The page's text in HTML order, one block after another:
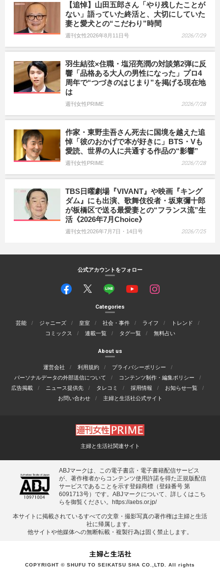
【追悼】山田五郎さん「やり残したことが
ない」語っていた終活と、大切にしていた
妻と愛犬との“こだわり”時間
週刊女性2026年8月11日号 2026/7/29
羽生結弦×住職・塩沼亮潤の対談第2弾に反
響「品格ある大人の男性になった」プロ4
周年で“つづきのはじまり”を掲げる現在地
は
週刊女性PRIME 2026/7/28
作家・東野圭吾さん死去に国境を越えた追
悼「彼のおかげで本が好きに」BTS・Vも
愛読、世界の人に共通する作品の“影響”
週刊女性PRIME 2026/7/28
TBS日曜劇場『VIVANT』や映画『キング
ダム』にも出演、歌舞伎役者・坂東彌十郎
が板橋区で送る最愛妻との“フランス流”生
活《2026年7月Choice》
週刊女性2026年7月7日・14日号 2026/7/25
公式アカウントをフォロー
Categories
芸能 ジャニーズ 皇室 社会・事件 ライフ
トレンド
コミックス
連載一覧 タグ一覧 無料占い
About us
運営会社 利用規約
プライバシーポリシー
パーソナルデータの外部送信について
コンテンツ制作・編集ポリシー
広告掲載
ニュース提供先 タレコミ 採用情報
お知らせ一覧
お問い合わせ
主婦と生活社公式サイト
主婦と生活社関連サイト
ABJマークは、この電子書店・電子書籍配信サービス
が、著作権者からコンテンツ使用許諾を得た正規版配信
サービスであることを示す登録商標（登録番号 第
6091713号）です。ABJマークについて、詳しくはこち
らを御覧ください。
https://aebs.or.jp/
本サイトに掲載されているすべての⽂章・撮影写真の著作権は主婦と⽣活
社に帰属します。
他サイトや他媒体への無断転載・複製⾏為は固く禁⽌します。
COPYRIGHT © SHUFU TO SEIKATSU SHA CO.,LTD. All rights